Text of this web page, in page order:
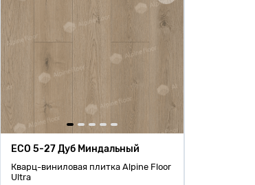
ECO 5-27 Дуб Миндальный
Кварц-виниловая плитка Alpine Floor
Ultra